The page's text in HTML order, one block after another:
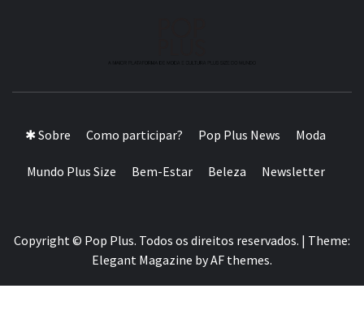
✱ Sobre Como participar? Pop Plus News Moda
Mundo Plus Size Bem-Estar Beleza Newsletter
Copyright © Pop Plus. Todos os direitos reservados. | Theme:
Elegant Magazine byAF themes.